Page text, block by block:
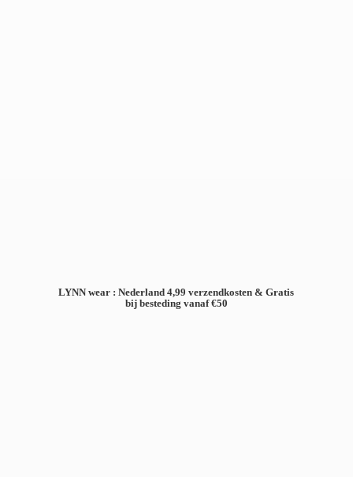
LYNN wear : Nederland 4,99 verzendkosten & Gratis
bij besteding vanaf €50